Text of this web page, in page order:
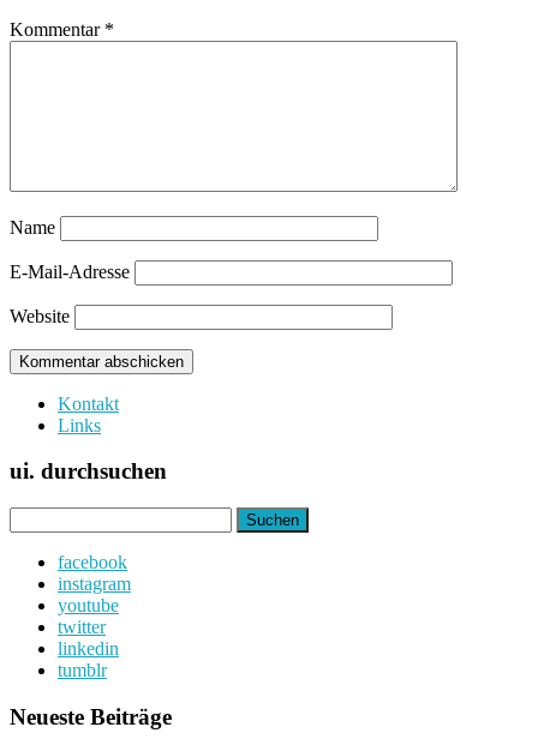
Kommentar *
Name
E-Mail-Adresse
Website
Kontakt
Links
ui. durchsuchen
nach:
facebook
instagram
youtube
twitter
linkedin
tumblr
Neueste Beiträge